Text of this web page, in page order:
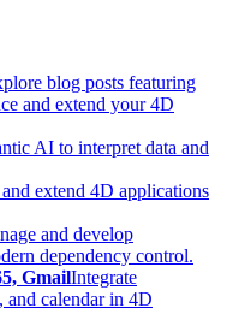
blog posts featuring
and extend your 4D
AI to interpret data and
extend 4D applications
and develop
dependency control.
GmailIntegrate
and calendar in 4D